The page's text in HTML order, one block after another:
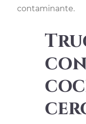
contaminante.